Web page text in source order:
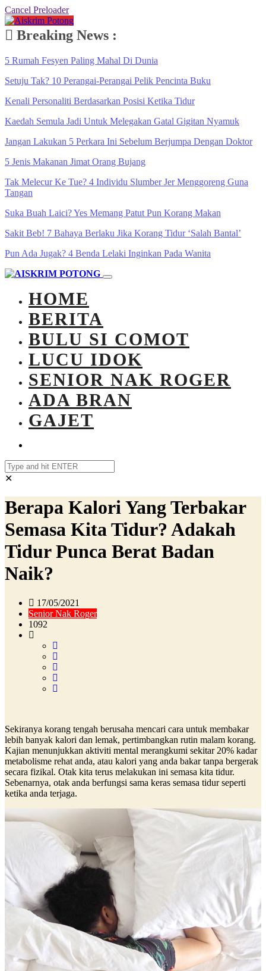
Cancel Preloader
Breaking News :
5 Rumah Fesyen Paling Mahal Di Dunia
Setuju Tak? 10 Perangai-Perangai Pelik Pencinta Buku
Kenali Personaliti Berdasarkan Posisi Ketika Tidur
Kaedah Semula Jadi Untuk Melegakan Gatal Gigitan Nyamuk
Jangan Lakukan 5 Perkara Ini Sebelum Berjumpa Dengan Doktor
5 Jenis Makanan Jimat Orang Bujang
Tak Melecur Ke Tue? 4 Individu Slumber Jer Menggoreng Guna
Tangan
Suka Buah Laici? Yes Memang Patut Pun Korang Makan
Sakit Beb! 7 Bahaya Berlaku Jika Korang Tidur ‘Salah Bantal’
Pun Ada Jugak? 4 Benda Lelaki Inginkan Pada Wanita
HOME
BERITA
BULU SI COMOT
LUCU IDOK
SENIOR NAK ROGER
ADA BRAN
GAJET
✕
Berapa Kalori Yang Terbakar
Semasa Kita Tidur? Adakah
Tidur Punca Berat Badan
Naik?
17/05/2021
Senior Nak Roger
1092
Sekiranya korang tengah berusaha mencari cara untuk membakar
lebih banyak kalori dan lemak, pertimbangkan rutin malam korang.
Kajian menunjukkan aktiviti mental merangkumi sekitar 20% kadar
metabolisme rehat anda, atau kalori yang anda bakar tanpa bergerak
secara fizikal. Otak kita terus melakukan ini semasa kita tidur.
Sebenarnya, otak anda berfungsi sama keras semasa tidur seperti
ketika anda terjaga.